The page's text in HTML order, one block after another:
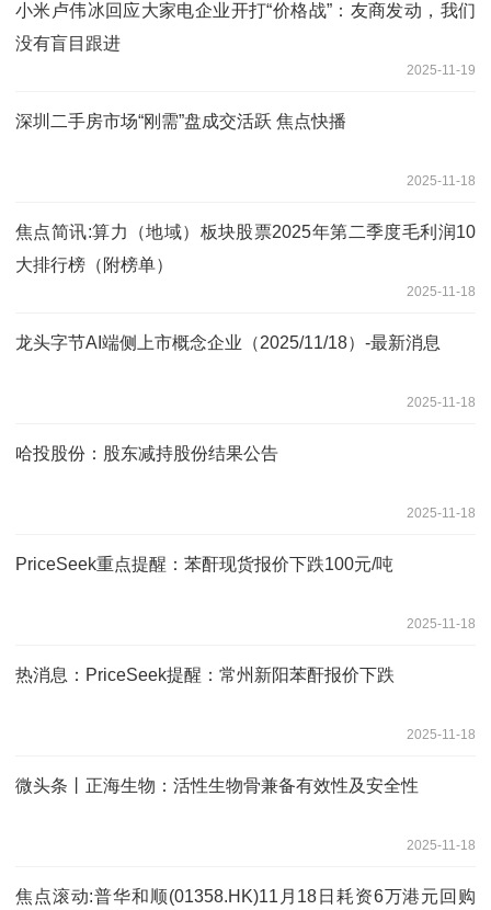
小米卢伟冰回应大家电企业开打“价格战”：友商发动，我们
没有盲目跟进
2025-11-19
深圳二手房市场“刚需”盘成交活跃 焦点快播
2025-11-18
焦点简讯:算力（地域）板块股票2025年第二季度毛利润10
大排行榜（附榜单）
2025-11-18
龙头字节AI端侧上市概念企业（2025/11/18）-最新消息
2025-11-18
哈投股份：股东减持股份结果公告
2025-11-18
PriceSeek重点提醒：苯酐现货报价下跌100元/吨
2025-11-18
热消息：PriceSeek提醒：常州新阳苯酐报价下跌
2025-11-18
微头条丨正海生物：活性生物骨兼备有效性及安全性
2025-11-18
焦点滚动:普华和顺(01358.HK)11月18日耗资6万港元回购